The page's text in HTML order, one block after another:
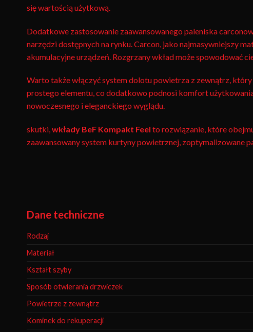
się wartością użytkową.
Dodatkowe zastosowanie zaawansowanego paleniska
narzędzi dostępnych na rynku. Carcon, jako najmasywniejszy
akumulacyjne urządzeń. Rozgrzany wkład może spowodować
Warto także włączyć system dolotu powietrza z zewnątrz,
prostego elementu, co dodatkowo podnosi komfort
nowoczesnego i eleganckiego wyglądu.
skutki,wkłady BeF Kompakt Feel to rozwiązanie, które
zaawansowany system kurtyny powietrznej, zoptymalizowane
Dane techniczne
Rodzaj
Materiał
Kształt szyby
Sposób otwierania drzwiczek
Powietrze z zewnątrz
Kominek do rekuperacji